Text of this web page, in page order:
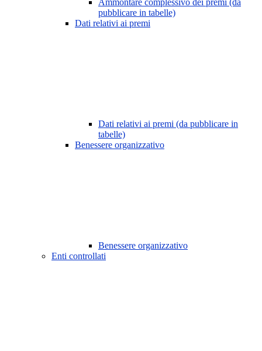
Ammontare complessivo dei premi (da
pubblicare in tabelle)
Dati relativi ai premi
Dati relativi ai premi (da pubblicare in
tabelle)
Benessere organizzativo
Benessere organizzativo
Enti controllati